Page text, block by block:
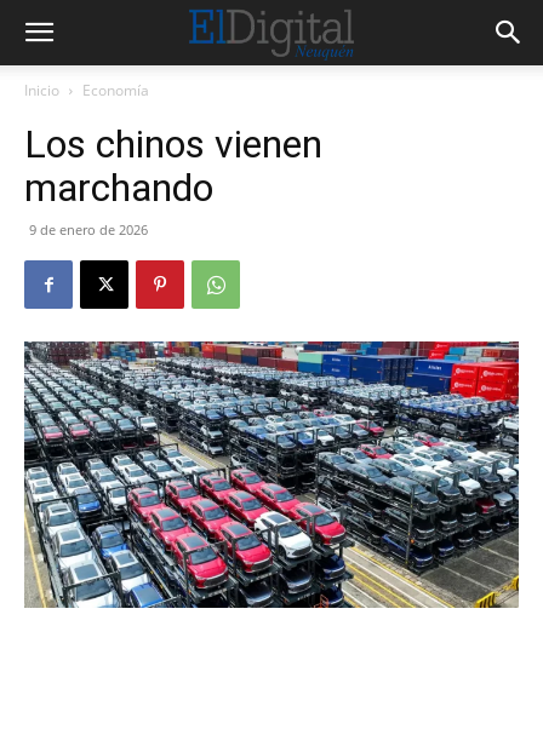
Inicio Economía
Los chinos vienen
marchando
9 de enero de 2026